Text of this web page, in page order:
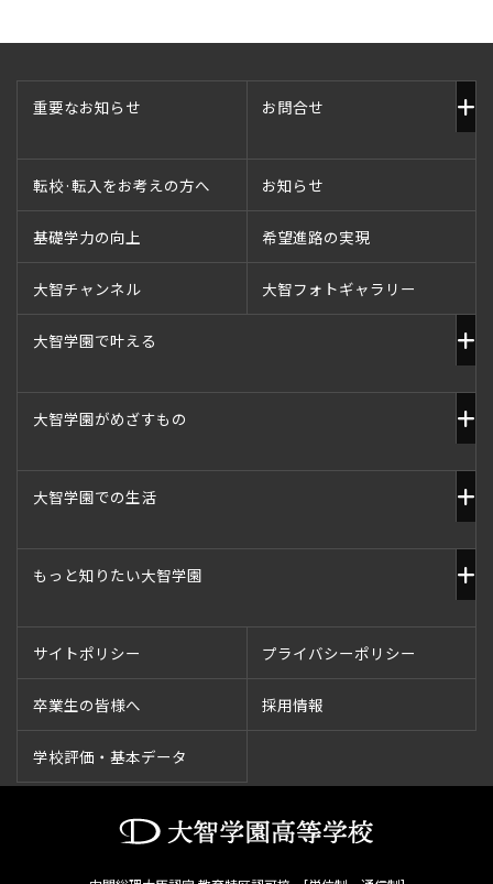
重要なお知らせ お問合せ
転校·転入をお考えの方へ お知らせ
基礎学力の向上 希望進路の実現
大智チャンネル 大智フォトギャラリー
大智学園で叶える
大智学園がめざすもの
大智学園での生活
もっと知りたい大智学園
サイトポリシー プライバシーポリシー
卒業生の皆様へ 採用情報
学校評価・基本データ